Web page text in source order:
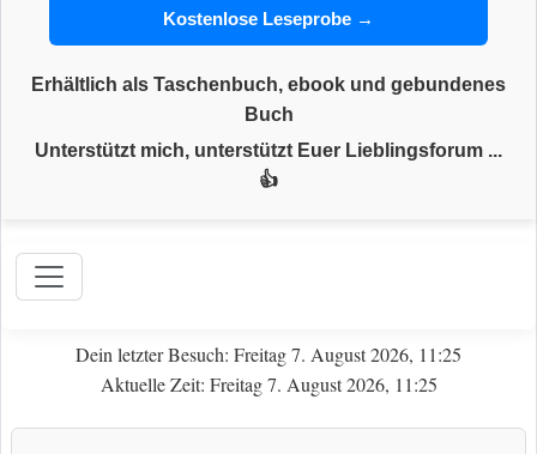
Kostenlose Leseprobe →
Erhältlich als Taschenbuch, ebook und gebundenes
Buch
Unterstützt mich, unterstützt Euer Lieblingsforum ...
👍
Dein letzter Besuch: Freitag 7. August 2026, 11:25
Aktuelle Zeit: Freitag 7. August 2026, 11:25